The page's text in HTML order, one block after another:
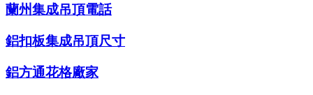
蘭州集成吊頂電話
鋁扣板集成吊頂尺寸
鋁方通花格廠家